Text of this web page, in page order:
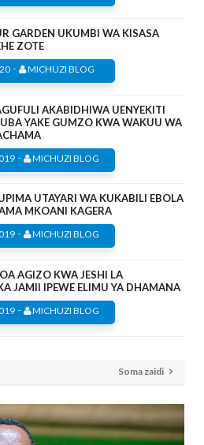
GARDEN UKUMBI WA KISASA
ZOTE
- MICHUZI BLOG
AKABIDHIWA UENYEKITI
YAKE GUMZO KWA WAKUU WA
- MICHUZI BLOG
UTAYARI WA KUKABILI EBOLA
MKOANI KAGERA
- MICHUZI BLOG
AGIZO KWA JESHI LA
JAMII IPEWE ELIMU YA DHAMANA
- MICHUZI BLOG
Soma zaidi